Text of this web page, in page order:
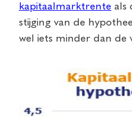
kapitaalmarktrente als
stijging van de
wel iets minder dan de